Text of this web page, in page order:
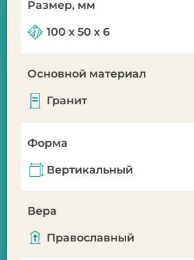
Размер, мм
100 х 50 х 6
Основной материал
Гранит
Форма
Вертикальный
Вера
Православный